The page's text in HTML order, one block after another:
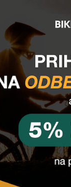
Z anechajte